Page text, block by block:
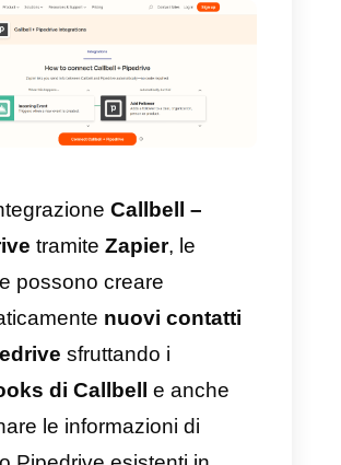
integrare
con Zapier –
alternativo
è un servizio che
le operazioni tra
web. Funziona
“ zaps”, ovvero
che vengono
da determinati eventi